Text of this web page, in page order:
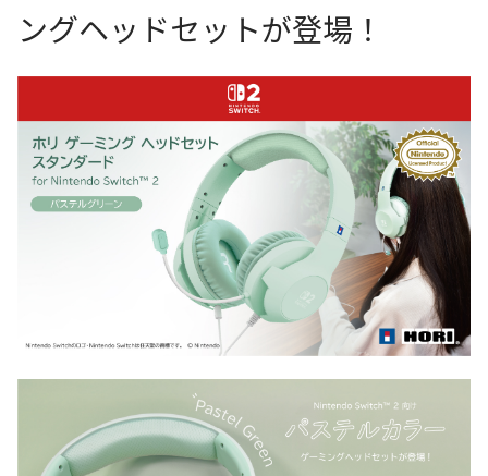
ングヘッドセットが登場！